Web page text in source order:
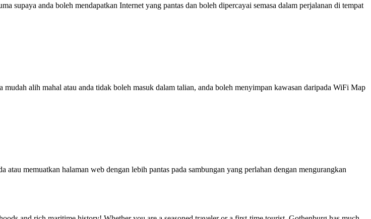
supaya anda boleh mendapatkan Internet yang pantas dan boleh dipercayai semasa dalam perjalanan di tempat
alih mahal atau anda tidak boleh masuk dalam talian, anda boleh menyimpan kawasan daripada WiFi Map
memuatkan halaman web dengan lebih pantas pada sambungan yang perlahan dengan mengurangkan